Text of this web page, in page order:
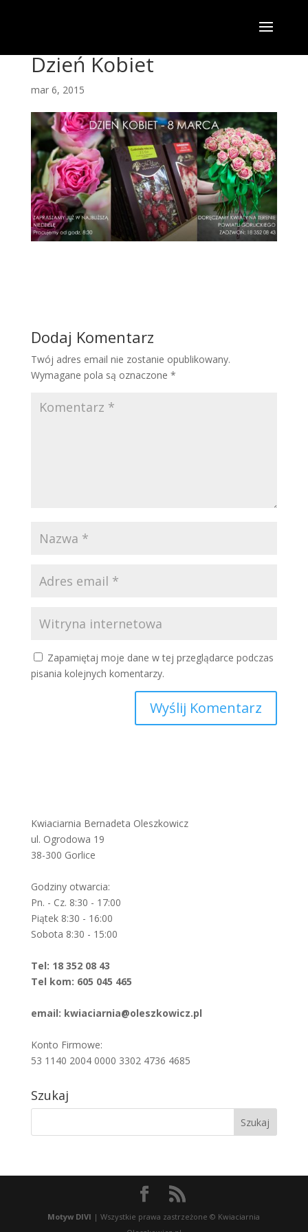
Dzień Kobiet
mar 6, 2015
Dodaj Komentarz
Twój adres email nie zostanie opublikowany.
Wymagane pola są oznaczone *
Zapamiętaj moje dane w tej przeglądarce podczas
pisania kolejnych komentarzy.
Kwiaciarnia Bernadeta Oleszkowicz
ul. Ogrodowa 19
38-300 Gorlice
Godziny otwarcia:
Pn. - Cz. 8:30 - 17:00
Piątek 8:30 - 16:00
Sobota 8:30 - 15:00
Tel: 18 352 08 43
Tel kom: 605 045 465
email: kwiaciarnia@oleszkowicz.pl
Konto Firmowe:
53 1140 2004 0000 3302 4736 4685
Szukaj
Motyw DIVI | Wszystkie prawa zastrzeżone © Kwiaciarnia